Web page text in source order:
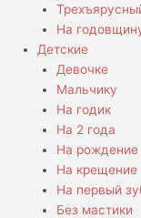
На
Детские
Девочке
Мальчику
На годик
На 2 года
На рождение
На крещение
На первый
Без мастики